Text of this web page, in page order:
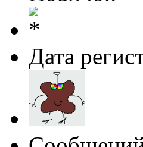
Дата